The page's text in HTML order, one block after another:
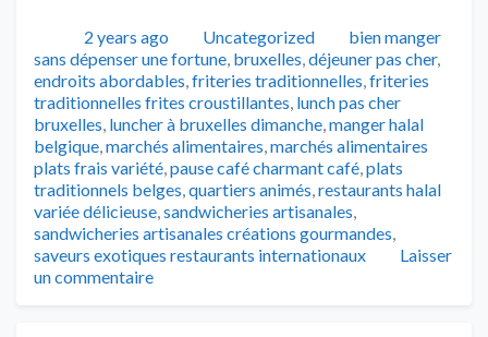
Publié2 years ago Catégories
Uncategorized Tags
bien manger
sans dépenser une fortune, bruxelles,déjeuner pas cher,
endroits abordables,friteries traditionnelles,friteries
traditionnelles frites croustillantes, lunch pas cher
bruxelles, luncher à bruxelles dimanche,manger halal
belgique,marchés alimentaires,marchés alimentaires
plats frais variété,pause café charmant café,plats
traditionnels belges,quartiers animés,restaurants halal
variée délicieuse,sandwicheries artisanales,
sandwicheries artisanales créations gourmandes,
saveurs exotiques restaurants internationaux
Laisser
un commentaire